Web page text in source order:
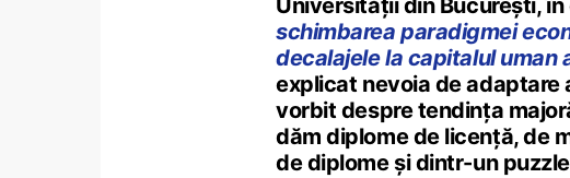
Universității din București,
schimbarea paradigmei
decalajele la capitalul
explicat nevoia de adaptare
vorbit despre tendința
dăm diplome de licență, de
de diplome și dintr-un